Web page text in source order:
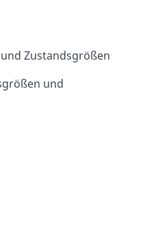
Zustandsgrößen
und